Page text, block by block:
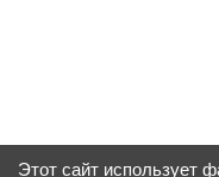
Этот сайт использует